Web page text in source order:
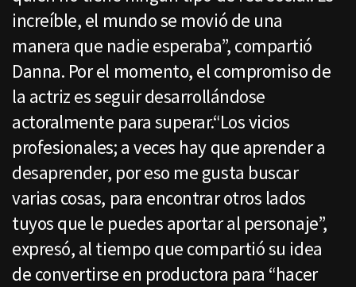
increíble, el mundo se movió de una
manera que nadie esperaba”, compartió
Danna. Por el momento, el compromiso de
la actriz es seguir desarrollándose
actoralmente para superar.“Los vicios
profesionales; a veces hay que aprender a
desaprender, por eso me gusta buscar
varias cosas, para encontrar otros lados
tuyos que le puedes aportar al personaje”,
expresó, al tiempo que compartió su idea
de convertirse en productora para “hacer